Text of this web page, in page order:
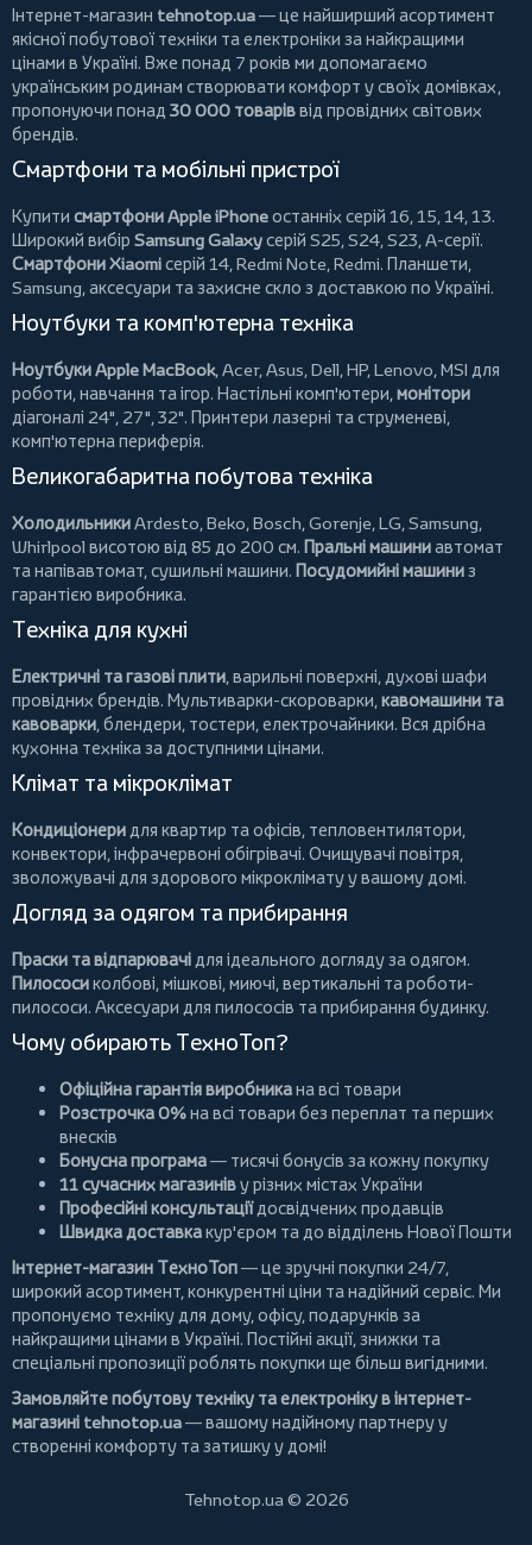
Інтернет-магазин tehnotop.ua— це найширший асортимент
якісної побутової техніки та електроніки за найкращими
цінами в Україні. Вже понад 7 років ми допомагаємо
українським родинам створювати комфорт у своїх домівках,
пропонуючи понад 30 000 товаріввід провідних світових
брендів.
Смартфони та мобільні пристрої
Купити смартфони Apple iPhoneостанніх серій 16, 15, 14, 13.
Широкий вибір Samsung Galaxyсерій S25, S24, S23, A-серії.
Смартфони Xiaomiсерій 14, Redmi Note, Redmi. Планшети,
Samsung, аксесуари тазахисне скло з доставкою по Україні.
Ноутбуки та комп'ютерна техніка
Ноутбуки Apple MacBook,Acer,Asus,Dell,HP,Lenovo,MSI для
роботи, навчання та ігор. Настільні комп'ютери,монітори
діагоналі 24", 27", 32". Принтери лазерні та струменеві,
комп'ютерна периферія.
Великогабаритна побутова техніка
ХолодильникиArdesto,Beko,Bosch,Gorenje,LG,Samsung,
Whirlpool висотою від 85 до 200 см. Пральні машиниавтомат
та напівавтомат,сушильні машини. Посудомийні машиниз
гарантією виробника.
Техніка для кухні
Електричні та газові плити, варильні поверхні, духові шафи
провідних брендів. Мультиварки-скороварки,кавомашини та
кавоварки,блендери, тостери,електрочайники. Вся дрібна
кухонна техніка за доступними цінами.
Клімат та мікроклімат
Кондиціонеридля квартир та офісів, тепловентилятори,
конвектори,інфрачервоні обігрівачі. Очищувачі повітря,
зволожувачі для здорового мікроклімату у вашому домі.
Догляд за одягом та прибирання
Праски та відпарювачідля ідеального догляду за одягом.
Пилососиколбові,мішкові,миючі,вертикальні тароботи-
пилососи. Аксесуари для пилососів та прибирання будинку.
Чому обирають ТехноТоп?
Офіційна гарантія виробникана всі товари
Розстрочка 0%на всі товари без переплат та перших
внесків
Бонусна програма— тисячі бонусів за кожну покупку
11 сучасних магазиніву різних містах України
Професійні консультаціїдосвідчених продавців
Швидка доставкакур'єром та до відділень Нової Пошти
Інтернет-магазин ТехноТоп— це зручні покупки 24/7,
широкий асортимент, конкурентні ціни та надійний сервіс. Ми
пропонуємо техніку для дому, офісу, подарунків за
найкращими цінами в Україні. Постійні акції, знижки та
спеціальні пропозиції роблять покупки ще більш вигідними.
Замовляйте побутову техніку та електроніку в інтернет-
магазині tehnotop.ua— вашому надійному партнеру у
створенні комфорту та затишку у домі!
Tehnotop.ua © 2026